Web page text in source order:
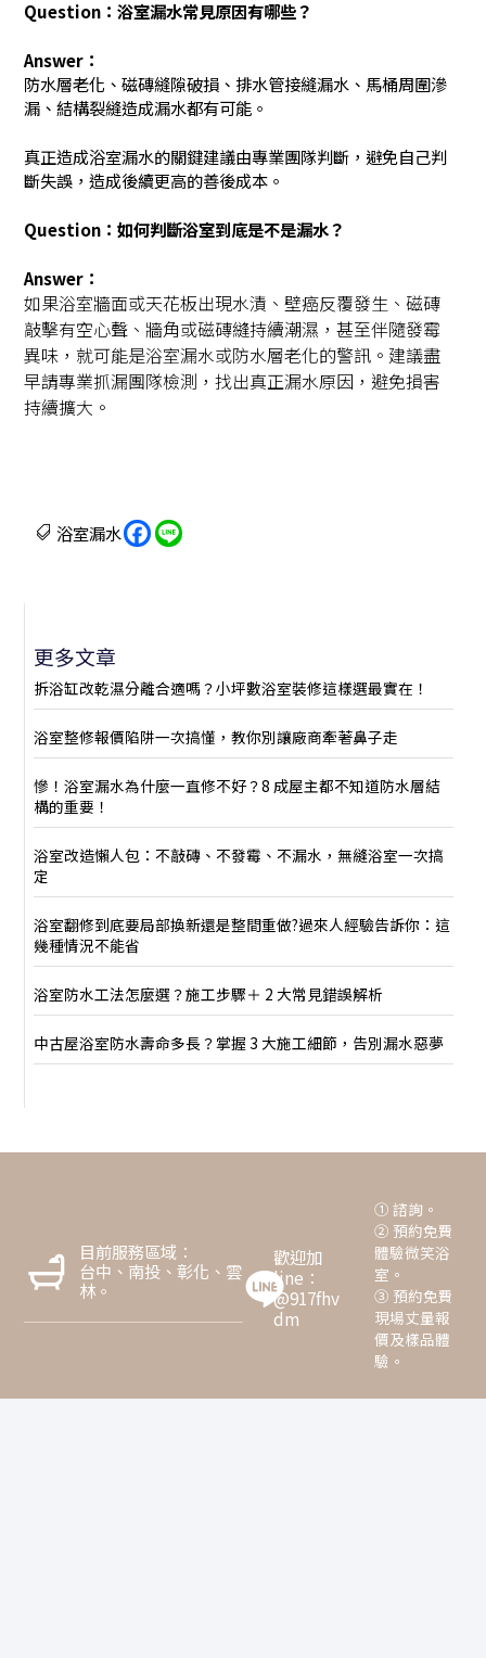
Question：浴室漏水常見原因有哪些？
Answer：
防水層老化、磁磚縫隙破損、排水管接縫漏水、馬桶周圍滲
漏、結構裂縫造成漏水都有可能。
真正造成浴室漏水的關鍵建議由專業團隊判斷，避免自己判
斷失誤，造成後續更高的善後成本。
Question：如何判斷浴室到底是不是漏水？
Answer：
如果浴室牆面或天花板出現水漬、壁癌反覆發生、磁磚
敲擊有空心聲、牆角或磁磚縫持續潮濕，甚至伴隨發霉
異味，就可能是浴室漏水或防水層老化的警訊。建議盡
早請專業抓漏團隊檢測，找出真正漏水原因，避免損害
持續擴大。
浴室漏水
更多文章
拆浴缸改乾濕分離合適嗎？小坪數浴室裝修這樣選最實在！
浴室整修報價陷阱一次搞懂，教你別讓廠商牽著鼻子走
慘！浴室漏水為什麼一直修不好？8 成屋主都不知道防水層結
構的重要！
浴室改造懶人包：不敲磚、不發霉、不漏水，無縫浴室一次搞
定
浴室翻修到底要局部換新還是整間重做?過來人經驗告訴你：這
幾種情況不能省
浴室防水工法怎麼選？施工步驟＋ 2 大常見錯誤解析
中古屋浴室防水壽命多長？掌握 3 大施工細節，告別漏水惡夢
目前服務區域：
台中、南投、彰化、雲
林。
歡迎加
line：
@917fhv
dm
① 諮詢。
② 預約免費
體驗微笑浴
室。
③ 預約免費
現場丈量報
價及樣品體
驗。